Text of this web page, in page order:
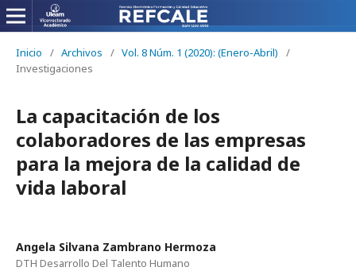
Inicio / Archivos / Vol. 8 Núm. 1 (2020): (Enero-Abril)
/
Investigaciones
La capacitación de los
colaboradores de las empresas
para la mejora de la calidad de
vida laboral
Angela Silvana Zambrano Hermoza
DTH Desarrollo Del Talento Humano